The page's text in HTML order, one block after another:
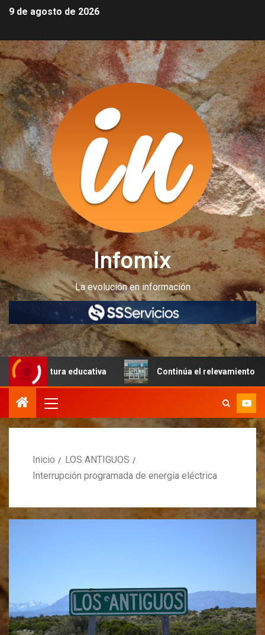
9 de agosto de 2026
Infomix
La evolución en información
educativa Continúa el relevamiento técnico en
Inicio
LOS ANTIGUOS
Interrupción programada de energía eléctrica